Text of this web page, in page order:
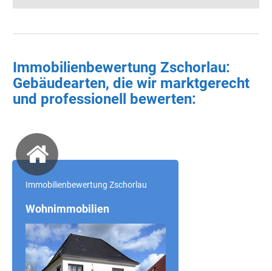
Immobilienbewertung Zschorlau:
Gebäudearten, die wir marktgerecht
und professionell bewerten:
Immobilienbewertung Zschorlau
Wohnimmobilien